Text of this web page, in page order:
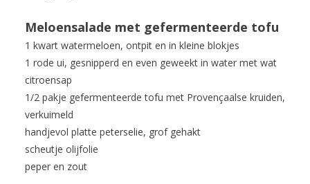
Meloensalade met gefermenteerde tofu
1 kwart watermeloen, ontpit en in kleine blokjes
1 rode ui, gesnipperd en even geweekt in water met wat
citroensap
1/2 pakje gefermenteerde tofu met Provençaalse kruiden,
verkuimeld
handjevol platte peterselie, grof gehakt
scheutje olijfolie
peper en zout